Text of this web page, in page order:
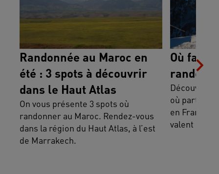
Randonnée au Maroc en
été : 3 spots à découvrir
dans le Haut Atlas
On vous présente 3 spots où
randonner au Maroc. Rendez-vous
dans la région du Haut Atlas, à l’est
de Marrakech.
Où faire
Découvrez
où partir
en France
valent le